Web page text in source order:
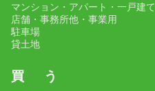
マンション・アパート・一戸建て
店舗・事務所他・事業用
駐車場
貸土地
買 う